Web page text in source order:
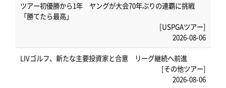
ツアー初優勝から1年 ヤングが大会70年ぶりの連覇に挑戦
「勝てたら最高」
[USPGAツアー]
2026-08-06
LIVゴルフ、新たな主要投資家と合意 リーグ継続へ前進
[その他ツアー]
2026-08-06